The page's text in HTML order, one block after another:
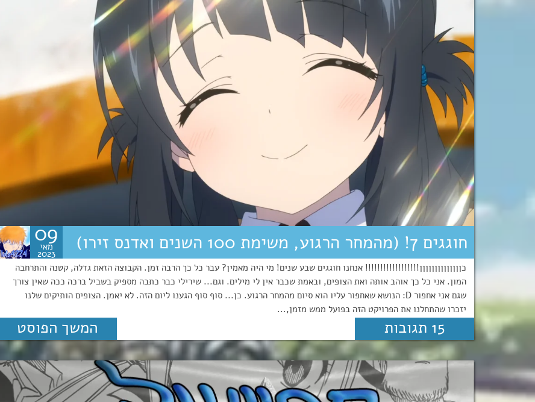
חוגגים 7! (מהמחר הרגוע, משימת 100 השנים ואדנס זירו) 09
מאי
2023
כןןןןןןןןןןןןןן!!!!!!!!!!!!!!!!!! אנחנו חוגגים שבע שנים! מי היה מאמין? עבר כל כך הרבה זמן. הקבוצה הזאת גדלה, קטנה והתרחבה
המון. אני כל כך אוהב אותה ואת הצופים, ובאמת שכבר אין לי מילים. וגם... שירילי כבר כתבה מספיק בשביל ברכה ככה שאין צורך
שגם אני אחפור D: הנושא שאחפור עליו הוא סיום מהמחר הרגוע. כן... סוף סוף הגענו ליום הזה. לא יאמן. הצופים הותיקים שלנו
יזכרו שהתחלנו את הפרויקט הזה בפועל ממש מזמן,...
15 תגובות המשך הפוסט